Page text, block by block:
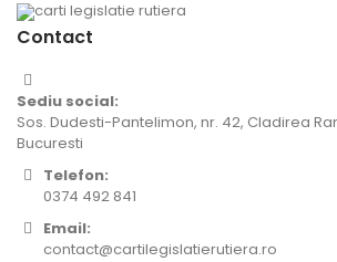
Contact
Sediu social:
Sos. Dudesti-Pantelimon, nr. 42, Cladirea
Bucuresti
Telefon:
0374 492 841
Email:
contact@cartilegislatierutiera.ro